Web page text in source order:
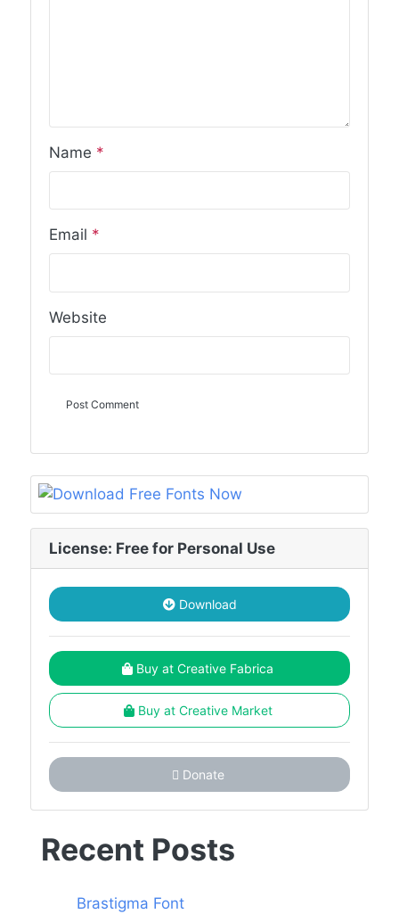
Name *
Email *
Website
License: Free for Personal Use
Download
Buy at Creative Fabrica
Buy at Creative Market
Donate
Recent Posts
Brastigma Font